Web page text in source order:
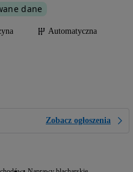
dane
Automatyczna
Zobacz ogłoszenia